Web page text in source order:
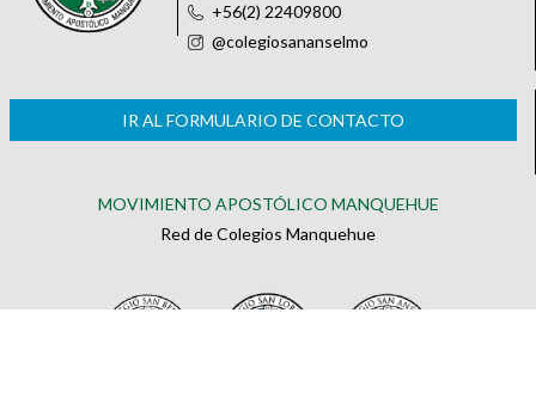
+56(2) 22409800
@colegiosananselmo
IR AL FORMULARIO DE CONTACTO
MOVIMIENTO APOSTÓLICO MANQUEHUE
Red de Colegios Manquehue